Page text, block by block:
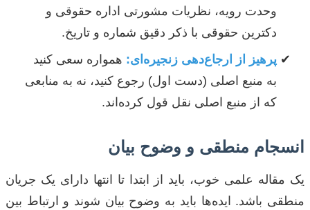
وحدت رویه، نظریات مشورتی اداره حقوقی و
دکترین حقوقی با ذکر دقیق شماره و تاریخ.
پرهیز از ارجاع‌دهی زنجیره‌ای: همواره سعی کنید
به منبع اصلی (دست اول) رجوع کنید، نه به منابعی
که از منبع اصلی نقل قول کرده‌اند.
انسجام منطقی و وضوح بیان
یک مقاله علمی خوب، باید از ابتدا تا انتها دارای یک جریان
منطقی باشد. ایده‌ها باید به وضوح بیان شوند و ارتباط بین